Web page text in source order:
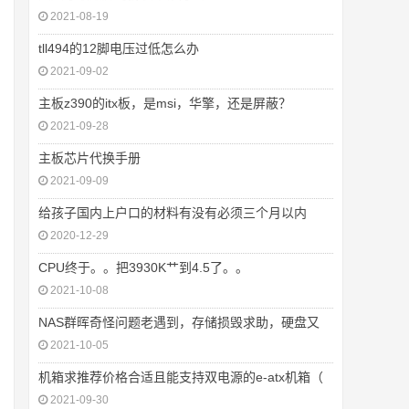
2021-08-19
tll494的12脚电压过低怎么办
2021-09-02
主板z390的itx板，是msi，华擎，还是屏蔽？
2021-09-28
主板芯片代换手册
2021-09-09
给孩子国内上户口的材料有没有必须三个月以内
2020-12-29
CPU终于。。把3930K艹到4.5了。。
2021-10-08
NAS群晖奇怪问题老遇到，存储损毁求助，硬盘又
2021-10-05
机箱求推荐价格合适且能支持双电源的e-atx机箱（
2021-09-30